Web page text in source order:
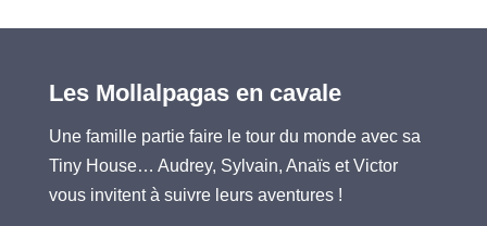
Les Mollalpagas en cavale
Une famille partie faire le tour du monde avec sa
Tiny House… Audrey, Sylvain, Anaïs et Victor
vous invitent à suivre leurs aventures !